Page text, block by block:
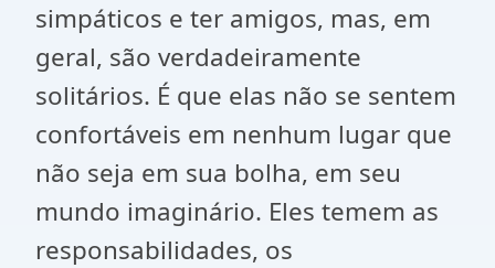
simpáticos e ter amigos, mas, em
geral, são verdadeiramente
solitários. É que elas não se sentem
confortáveis ​​em nenhum lugar que
não seja em sua bolha, em seu
mundo imaginário. Eles temem as
responsabilidades, os